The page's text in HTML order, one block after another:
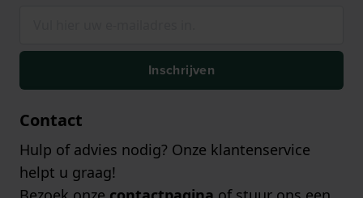
Inschrijven
Contact
Hulp of advies nodig? Onze klantenservice
helpt u graag!